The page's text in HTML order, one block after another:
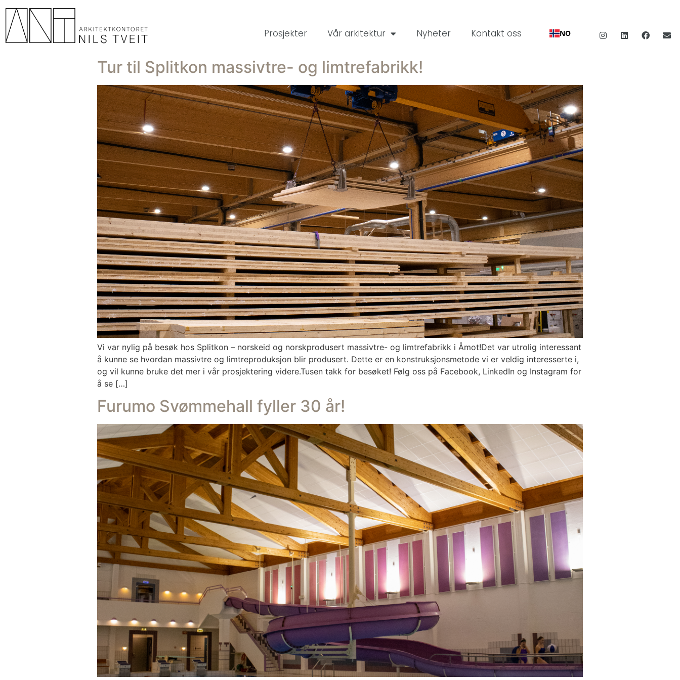
Prosjekter Vår arkitektur Nyheter Kontakt oss NO
Tur til Splitkon massivtre- og limtrefabrikk!
Vi var nylig på besøk hos Splitkon – norskeid og norskprodusert massivtre- og limtrefabrikk i Åmot!Det var utrolig interessant
å kunne se hvordan massivtre og limtreproduksjon blir produsert. Dette er en konstruksjonsmetode vi er veldig interesserte i,
og vil kunne bruke det mer i vår prosjektering videre.Tusen takk for besøket! Følg oss på Facebook, LinkedIn og Instagram for
å se […]
Furumo Svømmehall fyller 30 år!